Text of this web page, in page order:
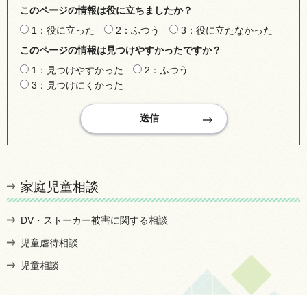
このページの情報は役に立ちましたか？
1：役に立った
2：ふつう
3：役に立たなかった
このページの情報は見つけやすかったですか？
1：見つけやすかった
2：ふつう
3：見つけにくかった
家庭児童相談
DV・ストーカー被害に関する相談
児童虐待相談
児童相談